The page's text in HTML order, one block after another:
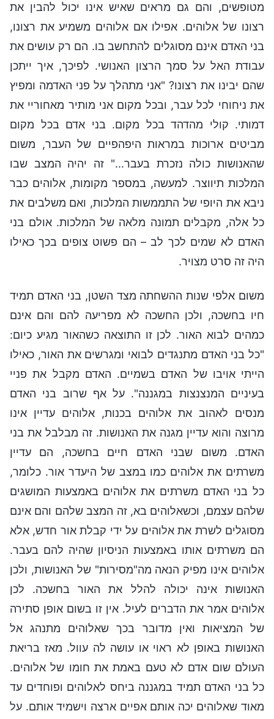
מטופשים, והם גם מראים שאיש אינו יכול להבין את
רצונו של אלוהים. אפילו אם אלוהים משמיע את רצונו,
בני האדם אינם מסוגלים להתחשב בו. הם רק עושים את
עבודת האל על סמך הרצון האנושי. לפיכך, איך ייתכן
שהם יבינו את רצונו? "אני מתהלך על פני האדמה ומפיץ
את ניחוחי לכל עבר, ובכל מקום אני מותיר מאחוריי את
דמותי. קולי מהדהד בכל מקום. בני אדם בכל מקום
מביטים ארוכות במראות היפהפיים של העבר, משום
שהאנושות כולה נזכרת בעבר..." זה יהיה המצב שבו
המלכות תיווצר. למעשה, במספר מקומות, אלוהים כבר
ניבא את היופי של התממשות המלכות, ואם משלבים את
כל אלה, מקבלים תמונה מלאה של המלכות. אולם בני
האדם לא שמים לכך לב – הם פשוט צופים בכך כאילו
היה זה סרט מצויר.
משום אלפי שנות ההשחתה מצד השטן, בני האדם תמיד
חיו בחשכה, ולכן החשכה לא מפריעה להם והם אינם
כמהים לבוא האור. לכן זו התוצאה כשהאור מגיע כיום:
"כל בני האדם מתנגדים לבואי ומגרשים את האור, כאילו
הייתי אויבו של האדם בשמיים. האדם מקבל את פניי
בעיניים המנצנצות במגננה". על אף שרוב בני האדם
מנסים לאהוב את אלוהים בכנות, אלוהים עדיין אינו
מרוצה והוא עדיין מגנה את האנושות. זה מבלבל את בני
האדם. משום שבני האדם חיים בחשכה, הם עדיין
משרתים את אלוהים כמו במצב של היעדר אור. כלומר,
כל בני האדם משרתים את אלוהים באמצעות המושגים
שלהם עצמם, וכשאלוהים בא, זה המצב שלהם והם אינם
מסוגלים לשרת את אלוהים על ידי קבלת אור חדש, אלא
הם משרתים אותו באמצעות הניסיון שהיה להם בעבר.
אלוהים אינו מפיק הנאה מה"מסירות" של האנושות, ולכן
האנושות אינה יכולה להלל את האור בחשכה. לכן
אלוהים אמר את הדברים לעיל. אין זו בשום אופן סתירה
של המציאות ואין מדובר בכך שאלוהים מתנהג אל
האנושות באופן לא ראוי או עושה לה עוול. מאז בריאת
העולם שום אדם לא טעם באמת את חומו של אלוהים.
כל בני האדם תמיד במגננה ביחס לאלוהים ופוחדים עד
מאוד שאלוהים יכה אותם אפיים ארצה וישמיד אותם. על